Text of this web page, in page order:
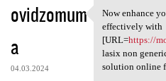
ovidzomum
a
04.03.2024
Now enhance
Now enhance
effectively with
[URL=https://
lasix non
solution online